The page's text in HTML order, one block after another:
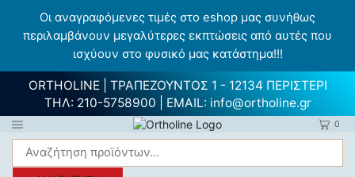
Οι αναγραφόμενες τιμές στο eshop μας συνήθως
περιλαμβάνουν μεγαλύτερες εκπτώσεις από αυτές που
ισχύουν στο φυσικό μας κατάστημα!!!
ORTHOLINE | ΤΡΑΠΕΖΟΥΝΤΟΣ 1 - 12134 ΠΕΡΙΣΤΕΡΙ
ΤΗΛ: 210-5758900 | EMAIL: info@ortholine.gr
0